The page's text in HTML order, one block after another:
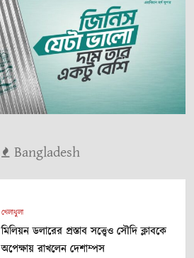
Bangladesh
খেলাধুলা
মিলিয়ন ডলারের প্রস্তাব সত্ত্বেও সৌদি ক্লাবকে
অপেক্ষায় রাখলেন দেশাম্পস